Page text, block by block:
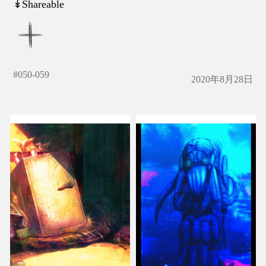
↡Shareable
#050-059 2020年8月28日